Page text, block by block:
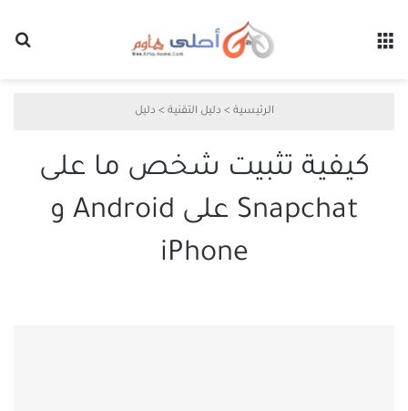
الرئيسية > دليل التقنية > دليل
كيفية تثبيت شخص ما على
Snapchat على Android و
iPhone